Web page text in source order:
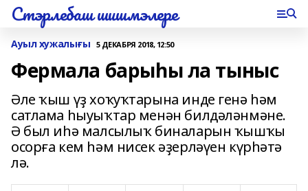
Стэрлебаш шишмэлере
Ауыл хужалығы 5 ДЕКАБРЯ 2018, 12:50
Фермала барыһы ла тыныс
Әле ҡыш үҙ хоҡуҡтарына инде генә һәм
сатлама һыуыҡтар менән билдәләнмәне.
Ә был иһә малсылыҡ биналарын ҡышҡы
осорға кем һәм нисек әҙерләүен күрһәтә
лә.